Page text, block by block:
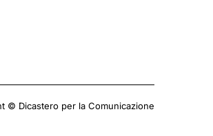
© Dicastero per la Comunicazione